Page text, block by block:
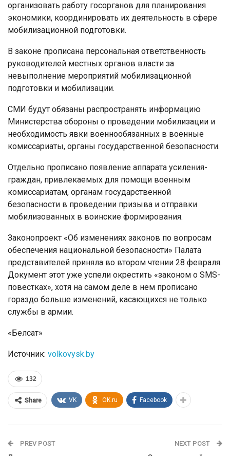
организовать работу госорганов для планирования
экономики, координировать их деятельность в сфере
мобилизационной подготовки.
В законе прописана персональная ответственность
руководителей местных органов власти за
невыполнение мероприятий мобилизационной
подготовки и мобилизации.
СМИ будут обязаны распространять информацию
Министерства обороны о проведении мобилизации и
необходимость явки военнообязанных в военные
комиссариаты, органы государственной безопасности.
Отдельно прописано появление аппарата усиления-
граждан, привлекаемых для помощи военным
комиссариатам, органам государственной
безопасности в проведении призыва и отправки
мобилизованных в воинские формирования.
Законопроект «Об изменениях законов по вопросам
обеспечения национальной безопасности» Палата
представителей приняла во втором чтении 28 февраля.
Документ этот уже успели окрестить «законом о SMS-
повестках», хотя на самом деле в нем прописано
гораздо больше изменений, касающихся не только
службы в армии.
«Белсат»
Источник: volkovysk.by
132
Share VK OK.ru Facebook
PREV POST NEXT POST